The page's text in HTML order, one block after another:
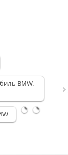
BMW.
Active
Tourer
(видео)
Ярославле
драйва)